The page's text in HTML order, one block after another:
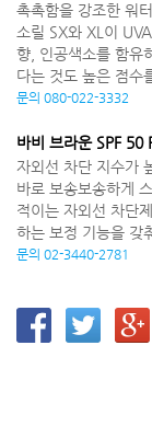
촉촉함을 강조한 워
소릴 SX와 XL이
향, 인공색소를 함유
다는 것도 높은 점수
문의 080-022-3332
바비 브라운 SPF 50
자외선 차단 지수가
바로 보송보송하게
적이는 자외선 차단
하는 보정 기능을 갖
문의 02-3440-2781